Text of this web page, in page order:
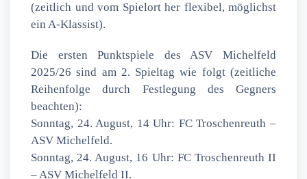
(zeitlich und vom Spielort her flexibel, möglichst
ein A-Klassist).
Die ersten Punktspiele des ASV Michelfeld
2025/26 sind am 2. Spieltag wie folgt (zeitliche
Reihenfolge durch Festlegung des Gegners
beachten):
Sonntag, 24. August, 14 Uhr: FC Troschenreuth –
ASV Michelfeld.
Sonntag, 24. August, 16 Uhr: FC Troschenreuth II
– ASV Michelfeld II.